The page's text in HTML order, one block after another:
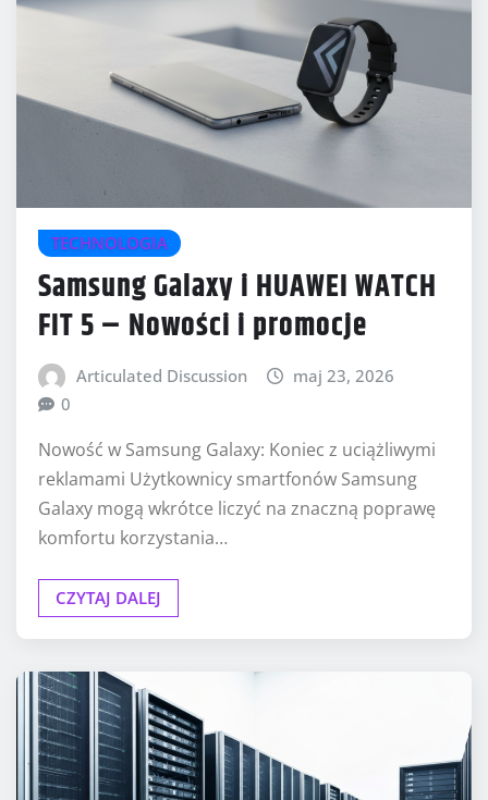
TECHNOLOGIA
Samsung Galaxy i HUAWEI WATCH
FIT 5 – Nowości i promocje
Articulated Discussion
maj 23, 2026
0
Nowość w Samsung Galaxy: Koniec z uciążliwymi
reklamami Użytkownicy smartfonów Samsung
Galaxy mogą wkrótce liczyć na znaczną poprawę
komfortu korzystania…
CZYTAJ DALEJ